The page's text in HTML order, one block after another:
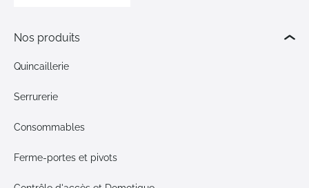
Nos produits
Quincaillerie
Serrurerie
Consommables
Ferme-portes et pivots